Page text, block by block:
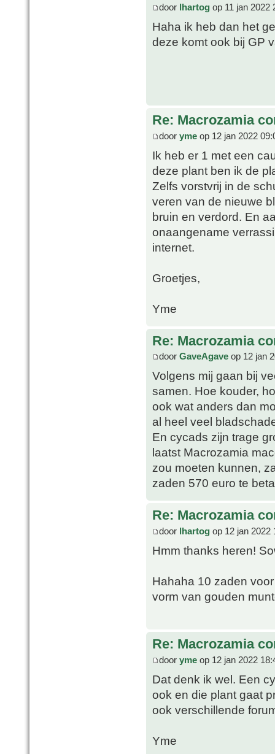
door lhartog op 11 jan 2022
Haha ik heb dan het
deze komt ook bij GP
Re: Macrozamia
door yme op 12 jan 2022
Ik heb er 1 met een
deze plant ben ik de
Zelfs vorstvrij in de
veren van de nieuwe
bruin en verdord. En
onaangename
internet.
Groetjes,
Yme
Re: Macrozamia
door GaveAgave op 12 jan
Volgens mij gaan bij
samen. Hoe kouder,
ook wat anders dan
al heel veel
En cycads zijn trage
laatst Macrozamia
zou moeten kunnen,
zaden 570 euro te
Re: Macrozamia
door lhartog op 12 jan 2022
Hmm thanks heren!
Hahaha 10 zaden
vorm van gouden
Re: Macrozamia
door yme op 12 jan 2022
Dat denk ik wel. Een
ook en die plant gaat
ook verschillende
Yme